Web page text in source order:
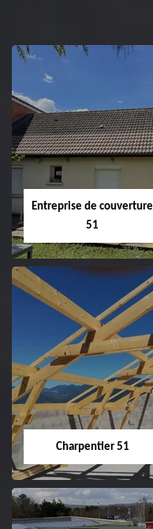
Entreprise de couverture
51
Entreprise de
couverture 51
Charpentier 51